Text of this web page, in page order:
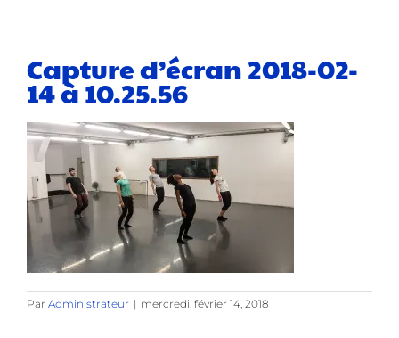
Capture d’écran 2018-02-
14 à 10.25.56
Par Administrateur | mercredi, février 14, 2018